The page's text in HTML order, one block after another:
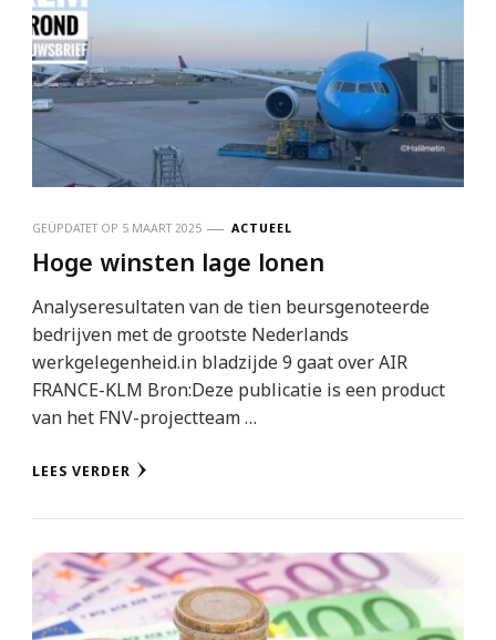
GEÜPDATET OP 5 MAART 2025 ACTUEEL
Hoge winsten lage lonen
Analyseresultaten van de tien beursgenoteerde
bedrijven met de grootste Nederlands
werkgelegenheid.in bladzijde 9 gaat over AIR
FRANCE-KLM Bron:Deze publicatie is een product
van het FNV-projectteam …
LEES VERDER